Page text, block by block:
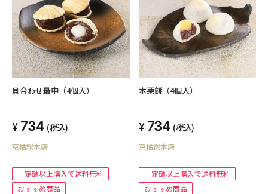
貝合わせ最中（4個入）
734 (税込)
京橘総本店
一定額以上購入で送料無料
おすすめ商品
本栗餅（4個入）
734 (税込)
京橘総本店
一定額以上購入で送料無料
おすすめ商品